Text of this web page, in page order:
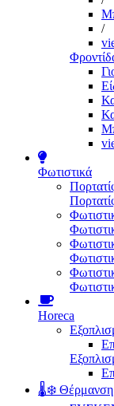
/
Φωτιστικά
Horeca
🌡️❄️